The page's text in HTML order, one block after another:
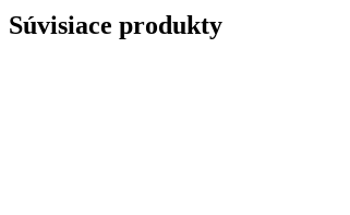
Súvisiace produkty